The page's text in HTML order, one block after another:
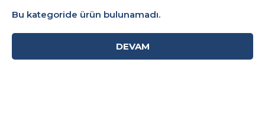
Bu kategoride ürün bulunamadı.
DEVAM